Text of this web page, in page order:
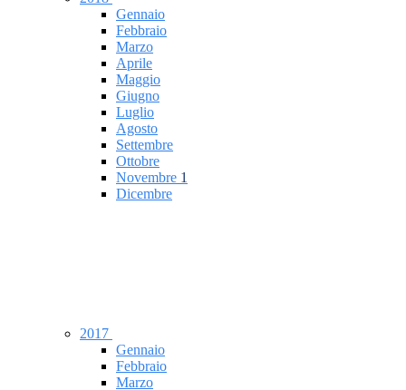
Gennaio
Febbraio
Marzo
Aprile
Maggio
Giugno
Luglio
Agosto
Settembre
Ottobre
Novembre 1
Dicembre
2017
Gennaio
Febbraio
Marzo